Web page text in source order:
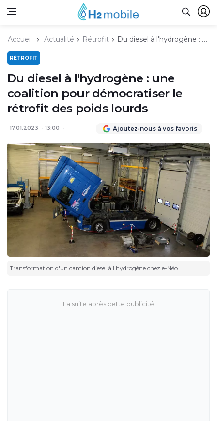
Accueil Actualité Rétrofit Du diesel à l'hydrogène : une coalition pour démocratiser le rétrofit des poids lourds
RÉTROFIT
Du diesel à l'hydrogène : une
coalition pour démocratiser le
rétrofit des poids lourds
17.01.2023 13:00 Ajoutez-nous à vos favoris
Transformation d'un camion diesel à l'hydrogène chez e-Néo